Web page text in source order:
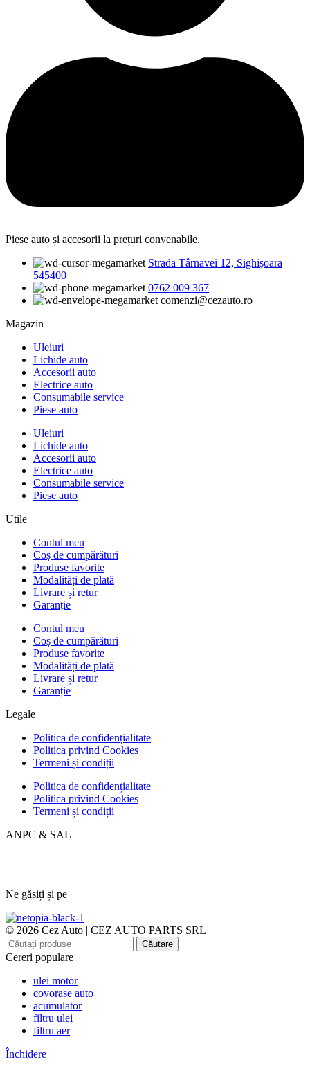
Piese auto și accesorii la prețuri convenabile.
Strada Târnavei 12, Sighișoara
545400
0762 009 367
comenzi@cezauto.ro
Magazin
Uleiuri
Lichide auto
Accesorii auto
Electrice auto
Consumabile service
Piese auto
Uleiuri
Lichide auto
Accesorii auto
Electrice auto
Consumabile service
Piese auto
Utile
Contul meu
Coș de cumpărături
Produse favorite
Modalități de plată
Livrare și retur
Garanție
Contul meu
Coș de cumpărături
Produse favorite
Modalități de plată
Livrare și retur
Garanție
Legale
Politica de confidențialitate
Politica privind Cookies
Termeni și condiții
Politica de confidențialitate
Politica privind Cookies
Termeni și condiții
ANPC & SAL
Ne găsiți și pe
© 2026 Cez Auto | CEZ AUTO PARTS SRL
Căutare
Cereri populare
ulei motor
covorase auto
acumulator
filtru ulei
filtru aer
Închidere